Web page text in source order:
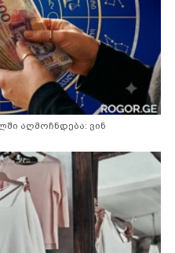
აღმოჩნდება: ვინ